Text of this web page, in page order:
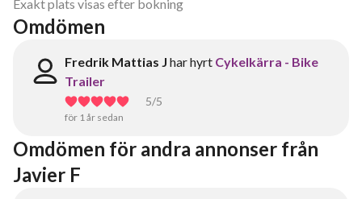
Exakt plats visas efter bokning
Omdömen
Fredrik Mattias J har hyrt Cykelkärra - Bike
Trailer
5/5
för 1 år sedan
Omdömen för andra annonser från
Javier F